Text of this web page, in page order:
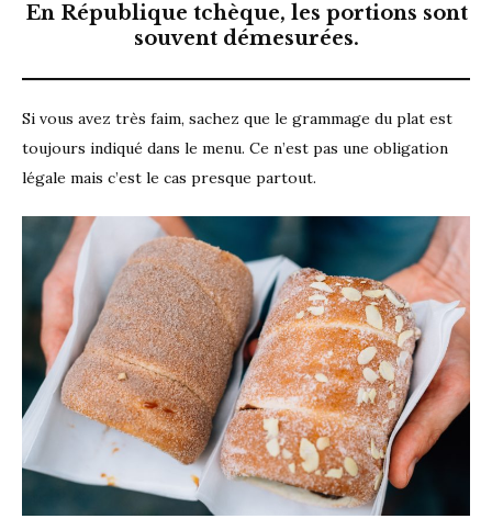
En République tchèque, les portions sont
souvent démesurées.
Si vous avez très faim, sachez que le grammage du plat est
toujours indiqué dans le menu. Ce n’est pas une obligation
légale mais c’est le cas presque partout.